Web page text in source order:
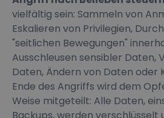
vielfältig sein: Sammeln von
Eskalieren von Privilegien,
"seitlichen Bewegungen"
Ausschleusen sensibler Daten,
Daten, Ändern von Daten oder
Ende des Angriffs wird dem
Weise mitgeteilt: Alle Daten,